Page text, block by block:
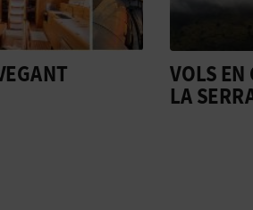
VOLS EN GLOBUS PER
LA SERRA DE